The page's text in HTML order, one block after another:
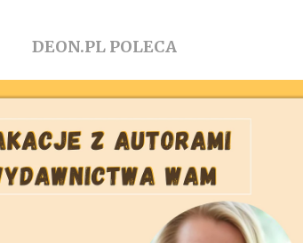
DEON.PL POLECA